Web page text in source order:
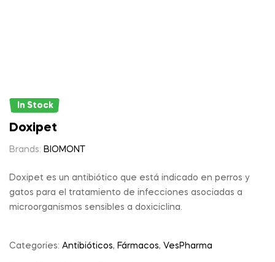
In Stock
Doxipet
Brands: BIOMONT
Doxipet es un antibiótico que está indicado en perros y
gatos para el tratamiento de infecciones asociadas a
microorganismos sensibles a doxiciclina.
Categories: Antibióticos, Fármacos, VesPharma